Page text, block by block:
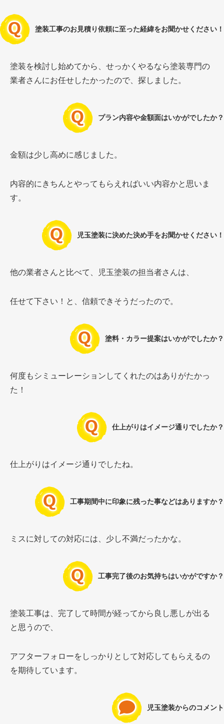
塗装工事のお見積り依頼に至った経緯をお聞かせください！
塗装を検討し始めてから、せっかくやるなら塗装専門の
業者さんにお任せしたかったので、探しました。
プラン内容や金額面はいかがでしたか？
金額は少し高めに感じました。
内容的にきちんとやってもらえればいい内容かと思いま
す。
児玉塗装に決めた決め手をお聞かせください！
他の業者さんと比べて、児玉塗装の担当者さんは、
任せて下さい！と、信頼できそうだったので。
塗料・カラー提案はいかがでしたか？
何度もシミューレーションしてくれたのはありがたかっ
た！
仕上がりはイメージ通りでしたか？
仕上がりはイメージ通りでしたね。
工事期間中に印象に残った事などはありますか？
ミスに対しての対応には、少し不満だったかな。
工事完了後のお気持ちはいかがですか？
塗装工事は、完了して時間が経ってから良し悪しが出る
と思うので、
アフターフォローをしっかりとして対応してもらえるの
を期待しています。
児玉塗装からのコメント